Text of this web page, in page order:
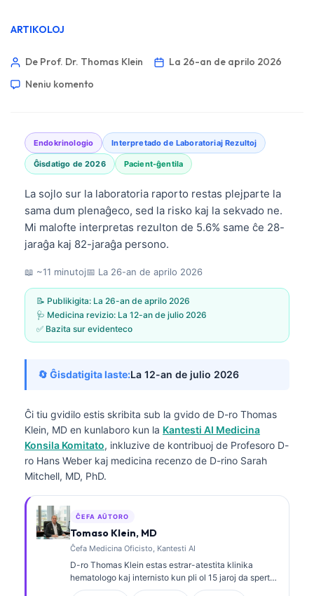
ARTIKOLOJ
De Prof. Dr. Thomas Klein
La 26-an de aprilo 2026
Neniu komento
Endokrinologio Interpretado de Laboratoriaj Rezultoj
Ĝisdatigo de 2026 Pacient-ĝentila
La sojlo sur la laboratoria raporto restas plejparte la
sama dum plenaĝeco, sed la risko kaj la sekvado ne.
Mi malofte interpretas rezulton de 5.6% same ĉe 28-
jaraĝa kaj 82-jaraĝa persono.
📖 ~11 minutoj📅 La 26-an de aprilo 2026
📝 Publikigita: La 26-an de aprilo 2026
🩺 Medicina revizio: La 12-an de julio 2026
✅ Bazita sur evidenteco
🔄 Ĝisdatigita laste:La 12-an de julio 2026
Ĉi tiu gvidilo estis skribita sub la gvido de D-ro Thomas
Klein, MD en kunlaboro kun la Kantesti AI Medicina
Konsila Komitato, inkluzive de kontribuoj de Profesoro D-
ro Hans Weber kaj medicina recenzo de D-rino Sarah
Mitchell, MD, PhD.
ĈEFA AŬTORO
Tomaso Klein, MD
Ĉefa Medicina Oficisto, Kantesti AI
D-ro Thomas Klein estas estrar-atestita klinika
hematologo kaj internisto kun pli ol 15 jaroj da sperto
en laboratoria medicino kaj AI-helpita klinika analizo.